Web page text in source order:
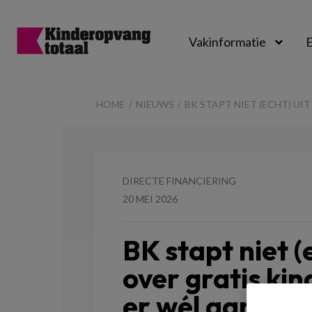
Vakinformatie
HOME NIEUWS BK STAPT NIET (ECHT)
DIRECTE FINANCIERING
20 MEI 2026
BK stapt niet
over gratis